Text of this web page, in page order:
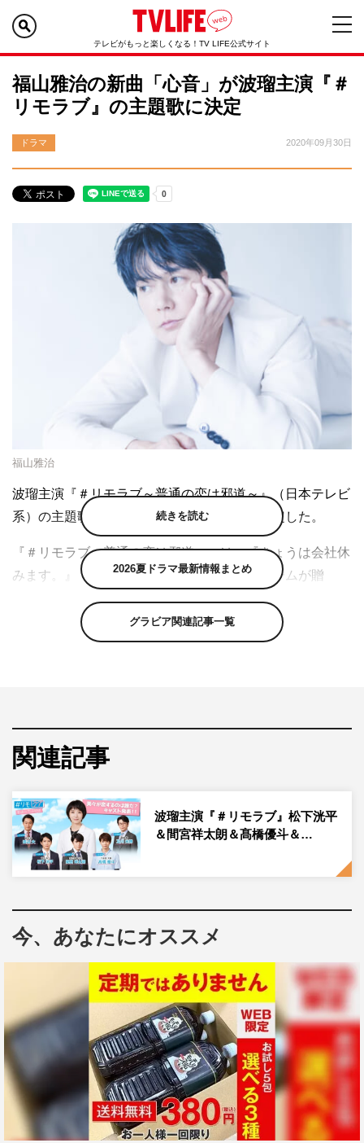
テレビがもっと楽しくなる！TV LIFE公式サイト
福山雅治の新曲「心音」が波瑠主演『＃
リモラブ』の主題歌に決定
ドラマ 2020年09月30日
福山雅治
波瑠主演『＃リモラブ～普通の恋は邪道～』（日本テレビ
系）の主題歌が福山雅治が歌う「心音」に決定した。
『＃リモラブ～普通の恋は邪道～』は、『きょうは会社休
みます。』『世界一難しい恋』を手掛けたチームが贈
り様”産業医・大桜美々（波瑠）が、久しぶりにSNSで恋
をするのだが相手は社内の誰か…という今の時代ならでは
朗＆髙橋優斗＆渡辺大＆及川光博が“恋の容疑者”に
そんな『＃リモラブ』の主題歌が、今年デビュー30周年を
音」に決定。企画段階で制作が福山にオファーし、ドラマ
の世界観を伝え“恋をさぼってきた”主人公・美々の気持ち
に寄り添うラブソングとなっている。
本ドラマ主題歌のオファーをいただけたこと、大変光栄に
感じております。
楽曲を書き下ろすにあたり台本を読ませていただきまし
主人公である大桜美々の恋愛観、仕事観、そして現代社会
の生き辛さ。
美々にとって、そして本作の登場人物にとって、生きてい
く上で「恋愛」の必要性とは？というテーマで制作させて
いただきました。
楽曲タイトルは「心音」です。
続きを読む
2026夏ドラマ最新情報まとめ
グラビア関連記事一覧
関連記事
波瑠主演『＃リモラブ』松下洸平
＆間宮祥太朗＆髙橋優斗＆…
今、あなたにオススメ